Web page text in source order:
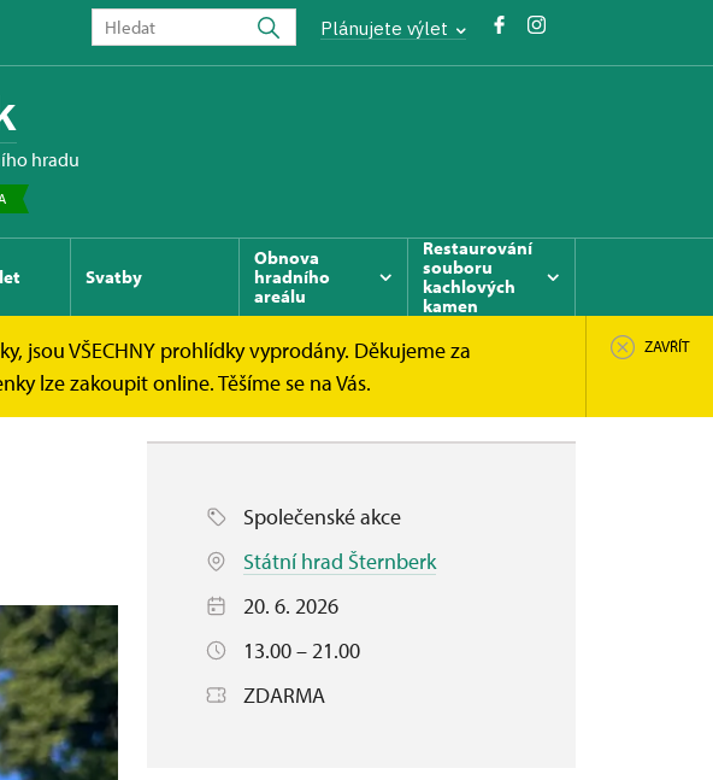
Plánujete výlet
hradu
Svatby
Obnova
hradního
areálu
Restaurování
souboru
kachlových
kamen
jsou VŠECHNY prohlídky vyprodány. Děkujeme za
lze zakoupit online. Těšíme se na Vás.
ZAVŘÍT
Společenské akce
Státní hrad Šternberk
20. 6. 2026
13.00 – 21.00
ZDARMA